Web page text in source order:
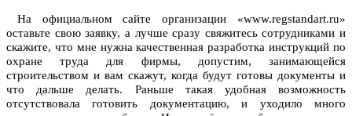
На официальном сайте организации «www.regstandart.ru»
оставьте свою заявку, а лучше сразу свяжитесь сотрудниками и
скажите, что мне нужна качественная разработка инструкций по
охране труда для фирмы, допустим, занимающейся
строительством и вам скажут, когда будут готовы документы и
что дальше делать. Раньше такая удобная возможность
отсутствовала готовить документацию, и уходило много